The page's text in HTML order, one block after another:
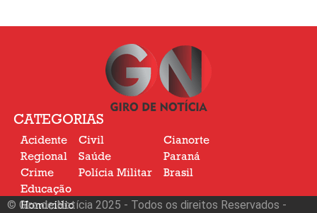
CATEGORIAS
Acidente
Regional
Crime
Civil
Saúde
Polícia Militar
Cianorte
Paraná
Brasil
Educação
Homicídio
© Giro de Notícia 2025 - Todos os direitos Reservados -